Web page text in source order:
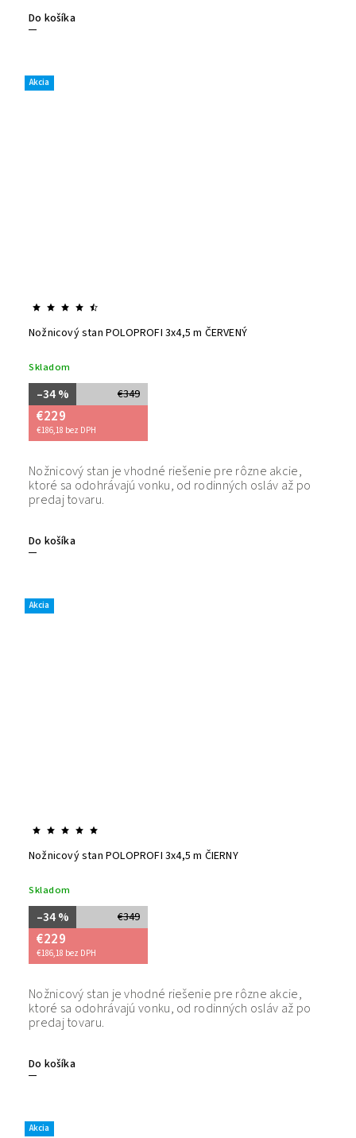
Do košíka
Akcia
Nožnicový stan POLOPROFI 3x4,5 m ČERVENÝ
Skladom
€349
–34 %
€229
€186,18 bez DPH
Do košíka
Nožnicový stan je vhodné riešenie pre rôzne akcie,
ktoré sa odohrávajú vonku, od rodinných osláv až po
predaj tovaru.
Akcia
Nožnicový stan POLOPROFI 3x4,5 m ČIERNY
Skladom
€349
–34 %
€229
€186,18 bez DPH
Do košíka
Nožnicový stan je vhodné riešenie pre rôzne akcie,
ktoré sa odohrávajú vonku, od rodinných osláv až po
predaj tovaru.
Akcia